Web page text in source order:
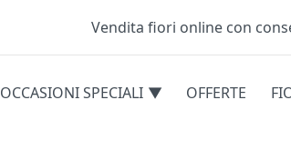
Vendita fiori online con
Categorie
OCCASIONI SPECIALI OFFERTE